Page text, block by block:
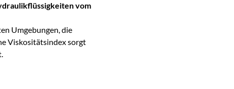
vom
Umgebungen, die
Viskositätsindex sorgt